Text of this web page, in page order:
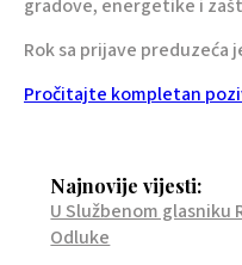
gradove, energetike i
Rok sa prijave preduzeća
Pročitajte kompletan
Najnovije vijesti:
U Službenom glasniku
Odluke